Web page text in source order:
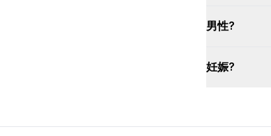
男性?
妊娠?